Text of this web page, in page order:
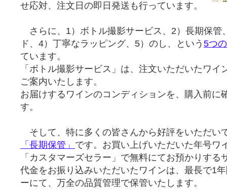
せ応対、注文日の即日発送も行っています。
さらに、1）ボトル撮影サービス、2）長期保管
ド、4）丁寧なラッピング、5）のし、という 5つ
ています。
「ボトル撮影サービス」は、注文いただいたワイ
ご案内いたします。
お届けするワインのコンディションを、購入前に
す。
そして、特に多くの皆さんから好評をいただい
「長期保管」 です。お買い上げいただいた年号ワ
「カスタマーズセラー」で無料にてお預かりする
代金をお振り込みいただいたワインは、最長で1
ーにて、万全の品質管理で保管いたします。